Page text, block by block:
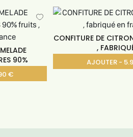
90%
€
CONFITURE DE
,
AJOUTER -